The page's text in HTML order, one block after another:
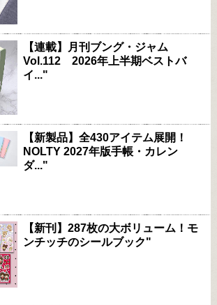
【連載】月刊ブング・ジャム
Vol.112 2026年上半期ベストバ
イ..."
【新製品】全430アイテム展開！
NOLTY 2027年版手帳・カレン
ダ..."
【新刊】287枚の大ボリューム！モ
ンチッチのシールブック"